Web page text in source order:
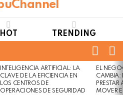
HOT TRENDING
INTELIGENCIA ARTIFICIAL: LA
CLAVE DE LA EFICIENCIA EN
LOS CENTROS DE
OPERACIONES DE SEGURIDAD
EL
CAMBIA:
MOVER